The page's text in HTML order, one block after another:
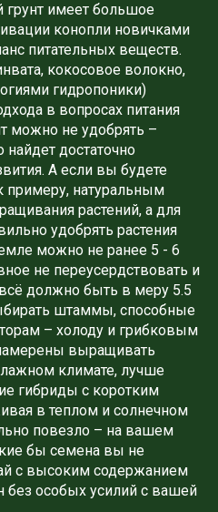
имеет большое
конопли новичками
питательных веществ.
кокосовое волокно,
гидропоники)
в вопросах питания
можно не удобрять –
найдет достаточно
А если вы будете
примеру, натуральным
растений, а для
удобрять растения
можно не ранее 5 - 6
не переусердствовать и
должно быть в меру 5.5
штаммы, способные
– холоду и грибковым
выращивать
климате, лучше
гибриды с коротким
в теплом и солнечном
повезло – на вашем
бы семена вы не
с высоким содержанием
без особых усилий с вашей